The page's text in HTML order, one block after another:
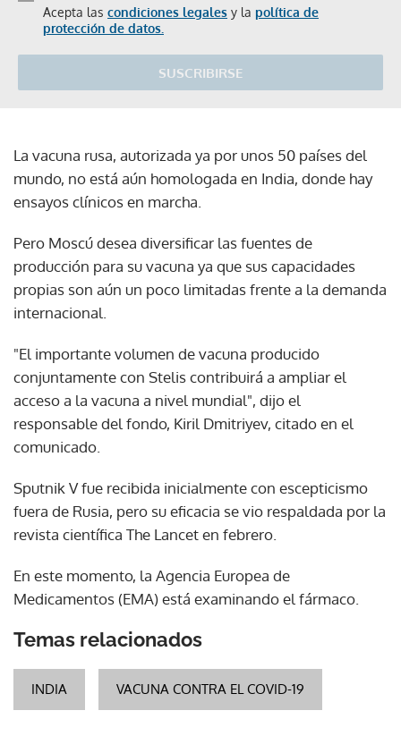
Acepta las condiciones legales y la política de
protección de datos.
SUSCRIBIRSE
La vacuna rusa, autorizada ya por unos 50 países del
mundo, no está aún homologada en India, donde hay
ensayos clínicos en marcha.
Pero Moscú desea diversificar las fuentes de
producción para su vacuna ya que sus capacidades
propias son aún un poco limitadas frente a la demanda
internacional.
"El importante volumen de vacuna producido
conjuntamente con Stelis contribuirá a ampliar el
acceso a la vacuna a nivel mundial", dijo el
responsable del fondo, Kiril Dmitriyev, citado en el
comunicado.
Sputnik V fue recibida inicialmente con escepticismo
fuera de Rusia, pero su eficacia se vio respaldada por la
revista científica The Lancet en febrero.
En este momento, la Agencia Europea de
Medicamentos (EMA) está examinando el fármaco.
Temas relacionados
INDIA VACUNA CONTRA EL COVID-19